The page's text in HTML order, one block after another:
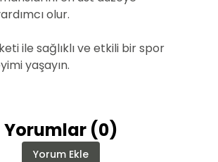
olur.
ile sağlıklı ve etkili bir spor
yaşayın.
Yorumlar(0)
Yorum Ekle